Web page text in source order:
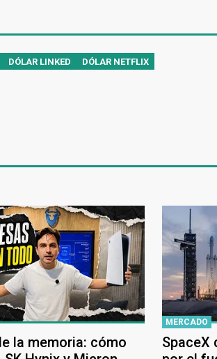
DÓLAR LINKED DÓLAR NETFLIX
la memoria: cómo
MERCADO
SpaceX